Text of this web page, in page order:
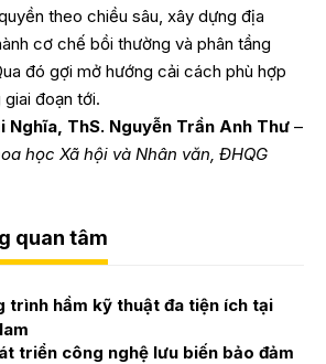
theo chiều sâu, xây dựng địa
cơ chế bồi thường và phân tầng
đó gợi mở hướng cải cách phù hợp
đoạn tới.
Nghĩa, ThS. Nguyễn Trần Anh Thư –
học Xã hội và Nhân văn, ĐHQG
quan tâm
trình hầm kỹ thuật đa tiện ích tại
triển công nghệ lưu biến bảo đảm